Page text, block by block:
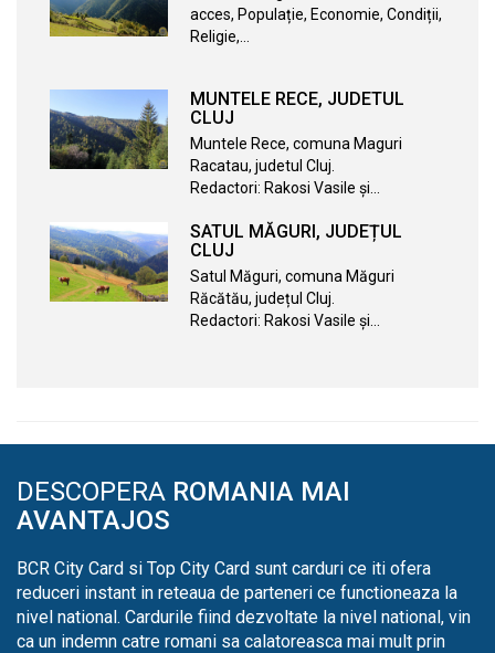
acces, Populație, Economie, Condiții,
Religie,…
MUNTELE RECE, JUDETUL
CLUJ
Muntele Rece, comuna Maguri
Racatau, judetul Cluj.
Redactori: Rakosi Vasile și…
SATUL MĂGURI, JUDEȚUL
CLUJ
Satul Măguri, comuna Măguri
Răcătău, județul Cluj.
Redactori: Rakosi Vasile și…
DESCOPERA ROMANIA MAI
AVANTAJOS
BCR City Card si Top City Card sunt carduri ce iti ofera
reduceri instant in reteaua de parteneri ce functioneaza la
nivel national. Cardurile fiind dezvoltate la nivel national, vin
ca un indemn catre romani sa calatoreasca mai mult prin